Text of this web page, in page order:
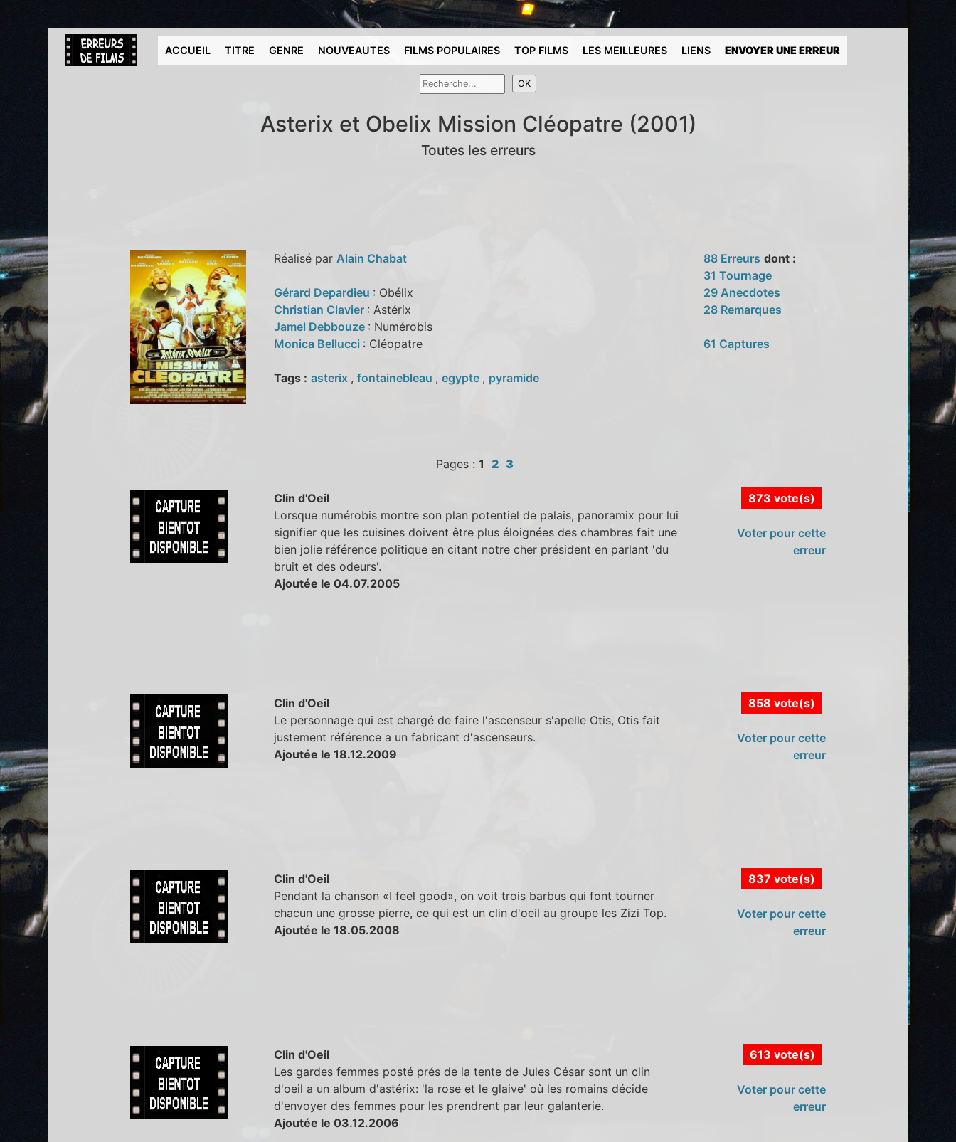
ACCUEIL TITRE GENRE NOUVEAUTES FILMS POPULAIRES TOP FILMS LES MEILLEURES LIENS ENVOYER UNE ERREUR
Asterix et Obelix Mission Cléopatre (2001)
Toutes les erreurs
Réalisé par Alain Chabat
Gérard Depardieu : Obélix
Christian Clavier : Astérix
Jamel Debbouze : Numérobis
Monica Bellucci : Cléopatre
Tags : asterix , fontainebleau , egypte , pyramide
88 Erreurs dont :
31 Tournage
29 Anecdotes
28 Remarques
61 Captures
Pages : 1 2 3
Clin d'Oeil
Lorsque numérobis montre son plan potentiel de palais, panoramix pour lui
signifier que les cuisines doivent être plus éloignées des chambres fait une
bien jolie référence politique en citant notre cher président en parlant 'du
bruit et des odeurs'.
Ajoutée le 04.07.2005
873 vote(s)
Voter pour cette
erreur
Clin d'Oeil
Le personnage qui est chargé de faire l'ascenseur s'apelle Otis, Otis fait
justement référence a un fabricant d'ascenseurs.
Ajoutée le 18.12.2009
858 vote(s)
Voter pour cette
erreur
Clin d'Oeil
Pendant la chanson «I feel good», on voit trois barbus qui font tourner
chacun une grosse pierre, ce qui est un clin d'oeil au groupe les Zizi Top.
Ajoutée le 18.05.2008
837 vote(s)
Voter pour cette
erreur
Clin d'Oeil
Les gardes femmes posté prés de la tente de Jules César sont un clin
d'oeil a un album d'astérix: 'la rose et le glaive' où les romains décide
d'envoyer des femmes pour les prendrent par leur galanterie.
Ajoutée le 03.12.2006
613 vote(s)
Voter pour cette
erreur